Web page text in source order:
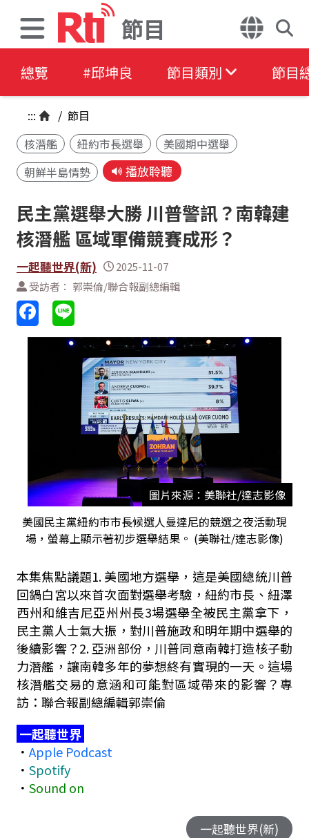
節目
總覽 #邱坤良 節目類別 節目
::: / 節目
核潛艦
紐約市長選舉
美國期中選舉
朝鮮半島情勢
播放聆聽
民主黨選舉大勝 川普警訊？南韓建
核潛艦 區域軍備競賽成形？
一起聽世界(新)
2025-11-07
受訪者： 郭崇倫/聯合報副總編輯
圖片來源：美聯社/達志影像
美國民主黨紐約市市長候選人曼達尼的競選之夜活動現
場，螢幕上顯示著初步選舉結果。 (美聯社/達志影像)
本集焦點議題1.美國地方選舉，這是美國總統川普
回鍋白宮以來首次面對選舉考驗，紐約市長、紐澤
西州和維吉尼亞州州長3場選舉全被民主黨拿下，
民主黨人士氣大振，對川普施政和明年期中選舉的
後續影響？2.亞洲部份，川普同意南韓打造核子動
力潛艦，讓南韓多年的夢想終有實現的一天。這場
核潛艦交易的意涵和可能對區域帶來的影響？專
訪：聯合報副總編輯郭崇倫
一起聽世界
． Apple Podcast
． Spotify
． Sound on
一起聽世界(新)